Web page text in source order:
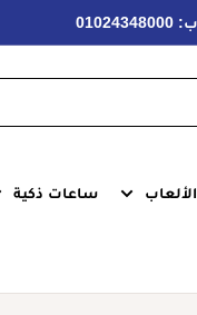
الألعاب ساعات ذكية